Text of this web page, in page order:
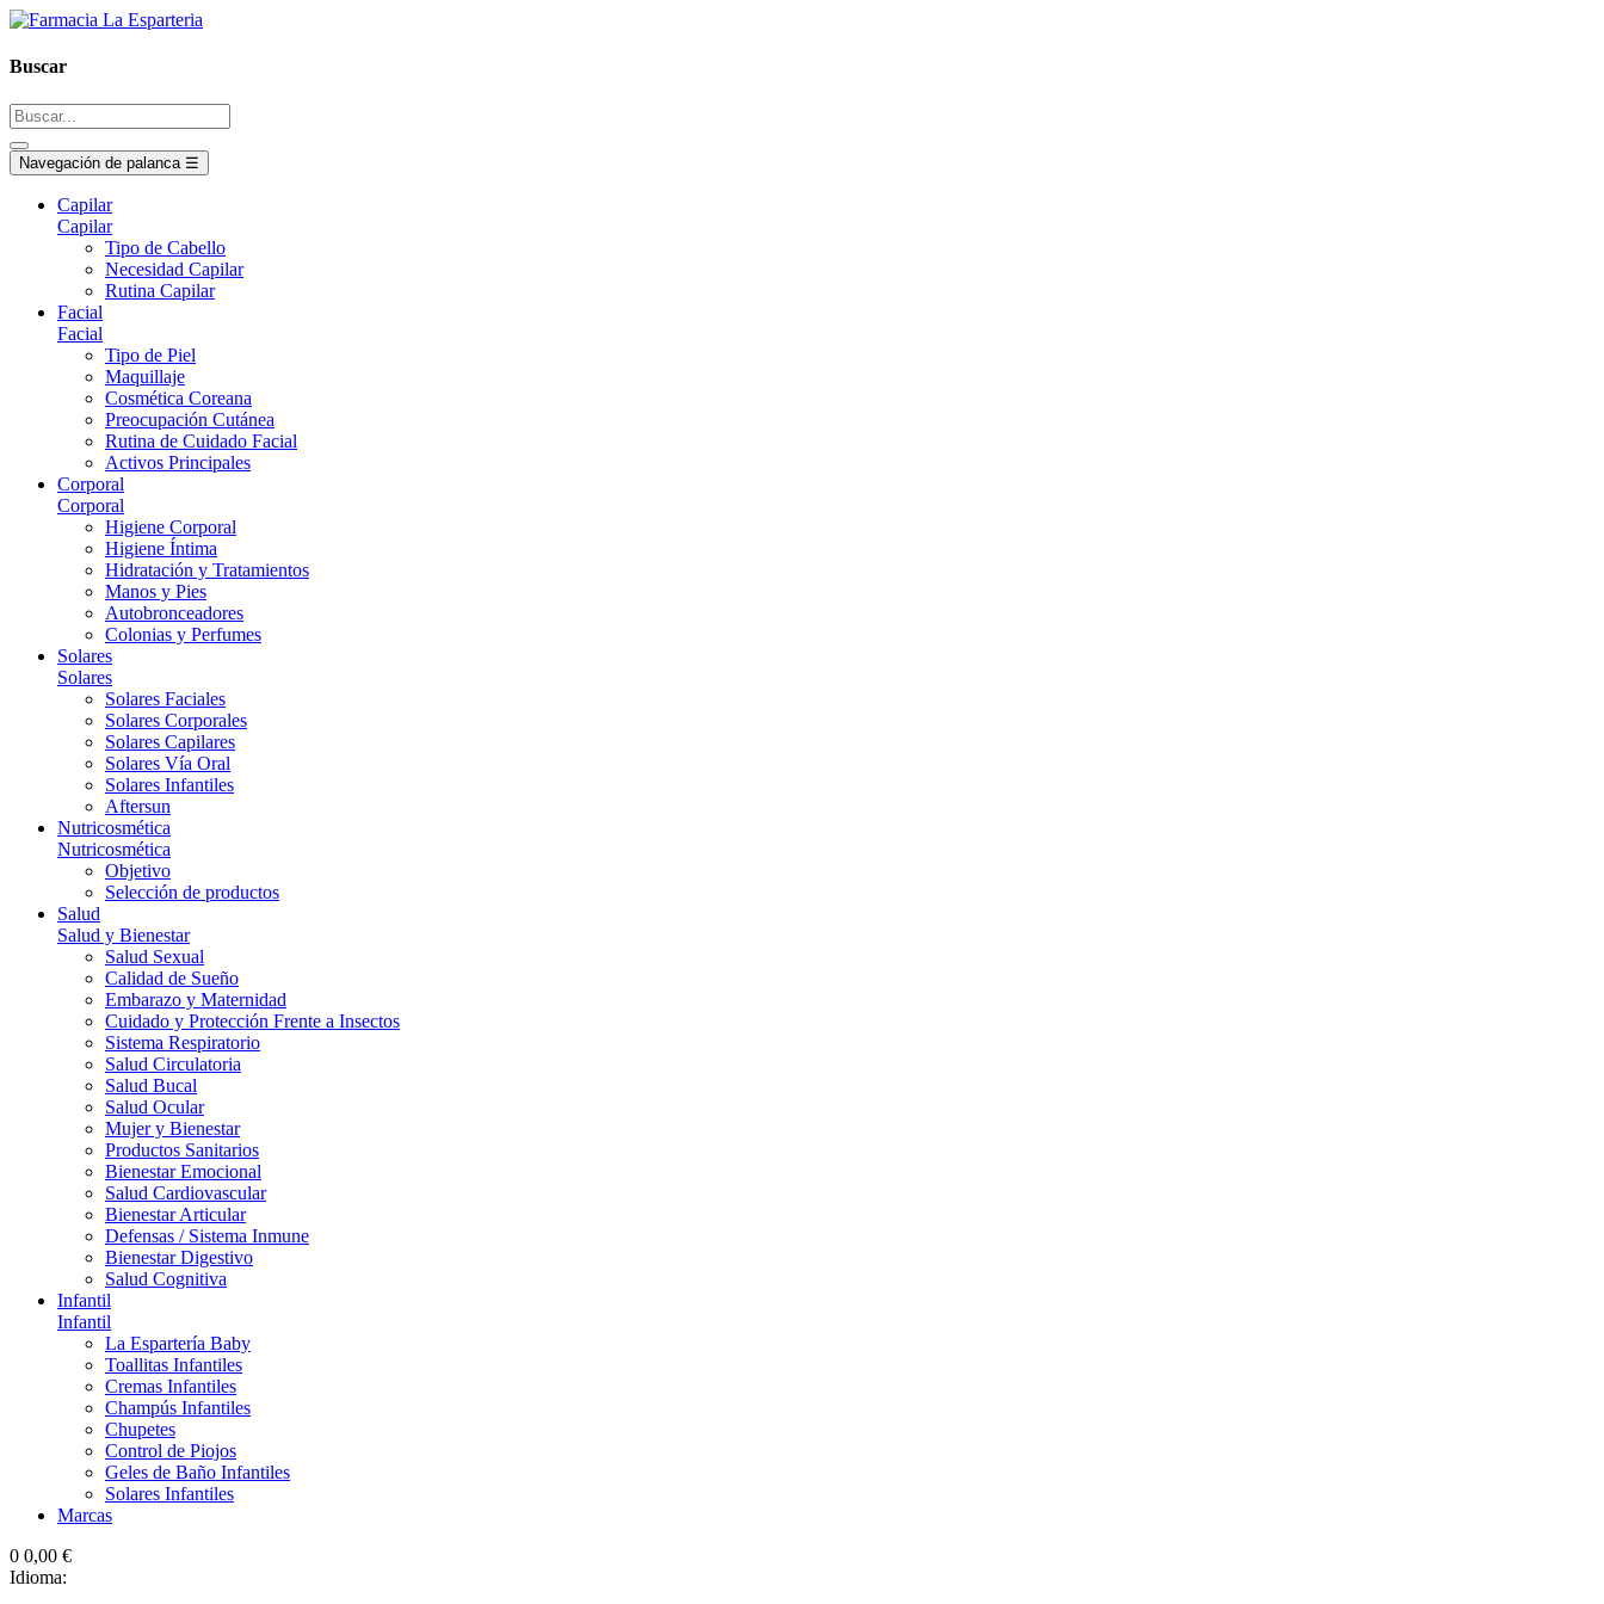
Buscar
Navegación de palanca ☰
Capilar
Capilar
Tipo de Cabello
Necesidad Capilar
Rutina Capilar
Facial
Facial
Tipo de Piel
Maquillaje
Cosmética Coreana
Preocupación Cutánea
Rutina de Cuidado Facial
Activos Principales
Corporal
Corporal
Higiene Corporal
Higiene Íntima
Hidratación y Tratamientos
Manos y Pies
Autobronceadores
Colonias y Perfumes
Solares
Solares
Solares Faciales
Solares Corporales
Solares Capilares
Solares Vía Oral
Solares Infantiles
Aftersun
Nutricosmética
Nutricosmética
Objetivo
Selección de productos
Salud
Salud y Bienestar
Salud Sexual
Calidad de Sueño
Embarazo y Maternidad
Cuidado y Protección Frente a Insectos
Sistema Respiratorio
Salud Circulatoria
Salud Bucal
Salud Ocular
Mujer y Bienestar
Productos Sanitarios
Bienestar Emocional
Salud Cardiovascular
Bienestar Articular
Defensas / Sistema Inmune
Bienestar Digestivo
Salud Cognitiva
Infantil
Infantil
La Espartería Baby
Toallitas Infantiles
Cremas Infantiles
Champús Infantiles
Chupetes
Control de Piojos
Geles de Baño Infantiles
Solares Infantiles
Marcas
0 0,00 €
Idioma: